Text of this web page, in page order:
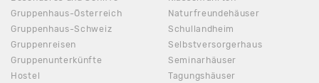
Gruppenhaus-Österreich
Gruppenhaus-Schweiz
Gruppenreisen
Gruppenunterkünfte
Hostel
Naturfreundehäuser
Schullandheim
Selbstversorgerhaus
Seminarhäuser
Tagungshäuser